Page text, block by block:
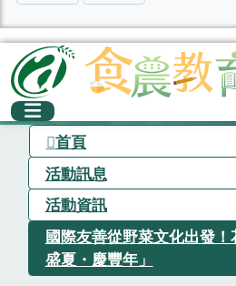
首頁
活動訊息
活動資訊
國際友善從野菜文化出發
盛夏・慶豐年」